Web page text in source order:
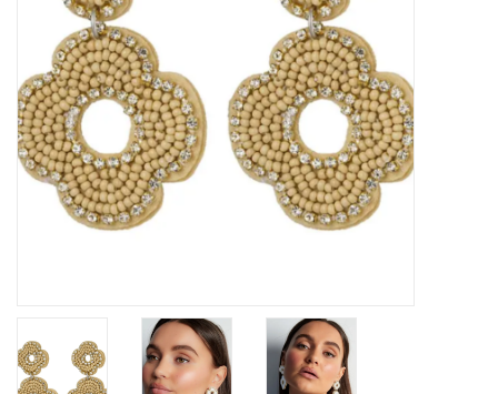
Home deco
SALE
Herensokken